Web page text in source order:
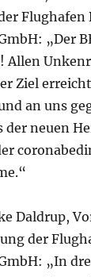
Flughafen
„Der
Allen
Ziel
an uns
der neuen
Daldrup,
der
„In